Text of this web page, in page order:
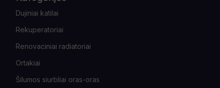
Dujiniai katilai
Rekuperatoriai
Renovaciniai radiatoriai
Ortakiai
Šilumos siurbliai oras-oras